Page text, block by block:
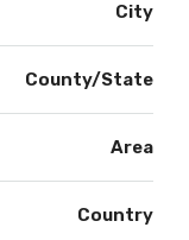
City
County/State
Area
Country